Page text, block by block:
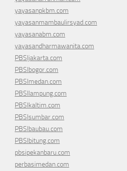
yayasanpkbm.com
yayasanmambaulirsyad.com
yayasanabm.com
yayasandharmawanita.com
PBSIjakarta.com
PBSIbogor.com
PBSImedan.com
PBSIlampung.com
PBSIkaltim.com
PBSIsumbar.com
PBSIbaubau.com
PBSIbitung.com
pbsipekanbaru.com
perbasimedan.com